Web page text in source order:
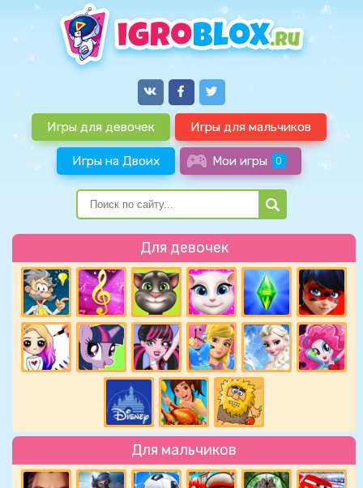
Игры для девочек Игры для мальчиков
Игры на Двоих Мои игры 0
Для девочек
Для мальчиков